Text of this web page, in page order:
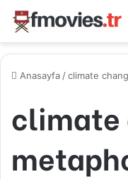
Anasayfa /climate
climate